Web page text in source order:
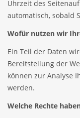
Uhrzeit des
automatisch, sobald
Wofür nutzen wir
Ein Teil der Daten
Bereitstellung der
können zur Analyse
werden.
Welche Rechte